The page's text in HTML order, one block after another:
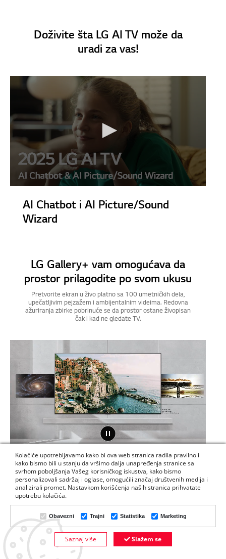
DODAJTE U KORPU
Doživite šta LG AI TV može da
uradi za vas!
AI Chatbot i AI Picture/Sound
Wizard
LG Gallery+ vam omogućava da
prostor prilagodite po svom ukusu
Pretvorite ekran u živo platno sa 100 umetničkih dela,
upečatljivim pejzažem i ambijentalnim videima. Redovna
ažuriranja zbirke pobrinuće se da prostor ostane živopisan
čak i kad ne gledate TV.
*Dostupni sadržaj može se razlikovati od zemlje do
zemlje.
*Sadržaj koji se obezbeđuje podložan je promenama.
Personalizujte prostor na bezbroj
načina
Kolačiće upotrebljavamo kako bi ova web stranica radila pravilno i
kako bismo bili u stanju da vršimo dalja unapređenja stranice sa
svrhom poboljšanja Vašeg korisničkog iskustva, kako bismo
personalizovali sadržaj i oglase, omogućili značaj društvenih medija i
analizirali promet. Nastavkom korišćenja naših stranica prihvatate
upotrebu kolačića.
Obavezni Trajni Statistika Marketing
Saznaj više Slažem se